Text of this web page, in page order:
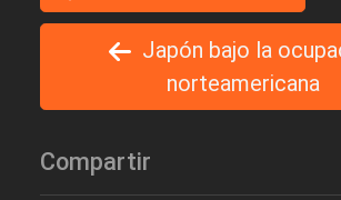
Japón bajo la
norteamericana
Compartir